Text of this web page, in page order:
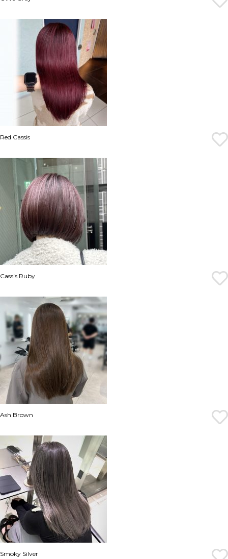
Red Cassis
Cassis Ruby
Ash Brown
Smoky Silver